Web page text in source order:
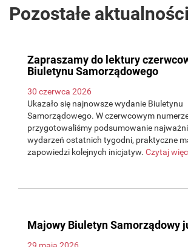
Pozostałe aktualności
Zapraszamy do lektury
Biuletynu Samorządowego
30 czerwca 2026
Ukazało się najnowsze wydanie Biuletynu
Samorządowego. W czerwcowym
przygotowaliśmy podsumowanie
wydarzeń ostatnich tygodni, praktyczne
zapowiedzi kolejnych inicjatyw. Czytaj
Majowy Biuletyn Samorządowy